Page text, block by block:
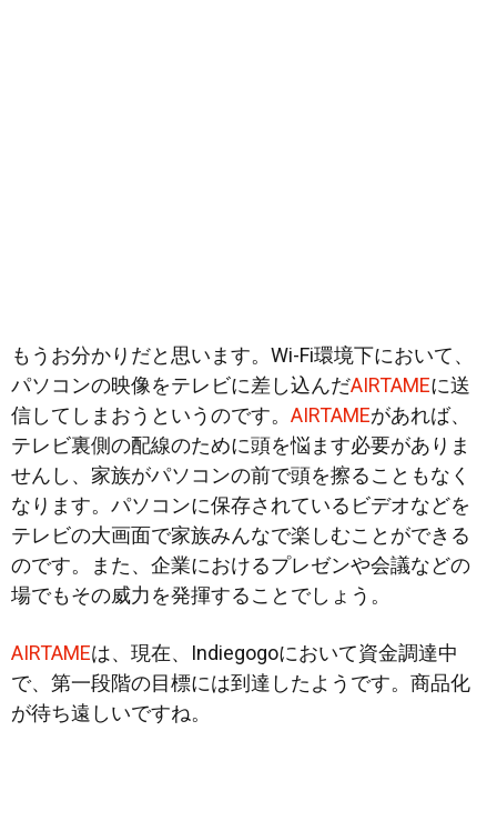
もうお分かりだと思います。Wi-Fi環境下において、
パソコンの映像をテレビに差し込んだAIRTAMEに送
信してしまおうというのです。 AIRTAMEがあれば、
テレビ裏側の配線のために頭を悩ます必要がありま
せんし、家族がパソコンの前で頭を擦ることもなく
なります。パソコンに保存されているビデオなどを
テレビの大画面で家族みんなで楽しむことができる
のです。また、企業におけるプレゼンや会議などの
場でもその威力を発揮することでしょう。
AIRTAMEは、現在、Indiegogoにおいて資金調達中
で、第一段階の目標には到達したようです。商品化
が待ち遠しいですね。